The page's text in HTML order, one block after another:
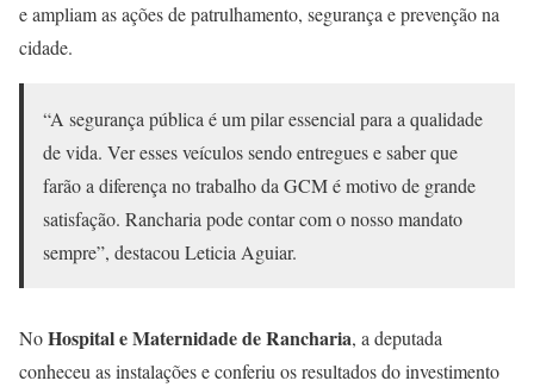
e ampliam as ações de patrulhamento, segurança e prevenção na
cidade.
“A segurança pública é um pilar essencial para a qualidade
de vida. Ver esses veículos sendo entregues e saber que
farão a diferença no trabalho da GCM é motivo de grande
satisfação. Rancharia pode contar com o nosso mandato
sempre”, destacou Leticia Aguiar.
NoHospital e Maternidade de Rancharia, a deputada
conheceu as instalações e conferiu os resultados do investimento